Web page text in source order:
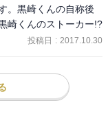
。黒崎くんの自称後
崎くんのストーカー!?
投稿日 : 2017.10.30